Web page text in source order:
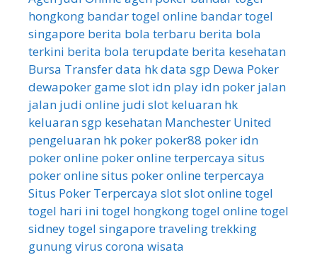
hongkong bandar togel online bandar togel
singapore berita bola terbaru berita bola
terkini berita bola terupdate berita kesehatan
Bursa Transferdata hkdata sgp Dewa Poker
dewapoker game slot idn play idn poker jalan
jalan judi online judi slot keluaran hk
keluaran sgp kesehatan Manchester United
pengeluaran hk poker poker88 poker idn
poker online poker online terpercaya situs
poker onlinesitus poker online terpercaya
Situs Poker Terpercaya slotslot onlinetogel
togel hari ini togel hongkongtogel onlinetogel
sidneytogel singaporetravelingtrekking
gunungvirus corona wisata